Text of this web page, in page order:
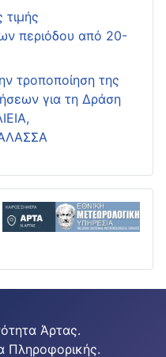
τιμής
περιόδου από 20-
τροποποίηση της
για τη Δράση
Άρτας.
Πληροφορικής.